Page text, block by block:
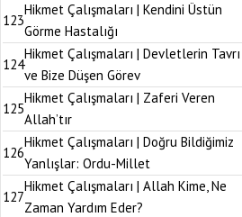
123
Hikmet Çalışmaları | Kendini Üstün
Görme Hastalığı
124
Hikmet Çalışmaları | Devletlerin Tavrı
ve Bize Düşen Görev
125
Hikmet Çalışmaları | Zaferi Veren
Allah’tır
126
Hikmet Çalışmaları | Doğru Bildiğimiz
Yanlışlar: Ordu-Millet
127
Hikmet Çalışmaları | Allah Kime, Ne
Zaman Yardım Eder?